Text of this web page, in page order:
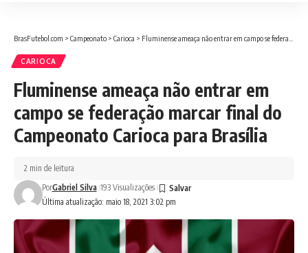
BrasFutebol.com > Campeonato > Carioca > Fluminense ameaça não entrar em campo se federação marcar final do Campeonato Carioca para Brasília
CARIOCA
Fluminense ameaça não entrar em
campo se federação marcar final do
Campeonato Carioca para Brasília
Última atualização: maio 18, 2021 3:02 pm
PorGabriel Silva 193 Visualizações
2 min de leitura